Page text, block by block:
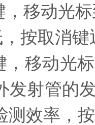
动光标
按取消
动光标
发射管的
测效率，